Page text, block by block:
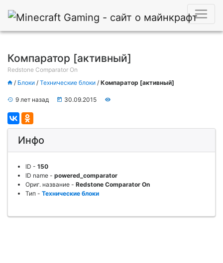
Компаратор [активный]
Redstone Comparator On
/ Блоки / Технические блоки / Компаратор [активный]
9 лет назад 30.09.2015
Инфо
ID - 150
ID name - powered_comparator
Ориг. название - Redstone Comparator On
Тип - Технические блоки